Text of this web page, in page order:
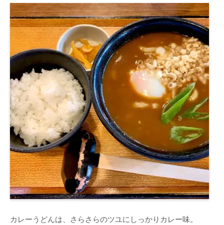
カレーうどんは、さらさらのツユにしっかりカレー味。